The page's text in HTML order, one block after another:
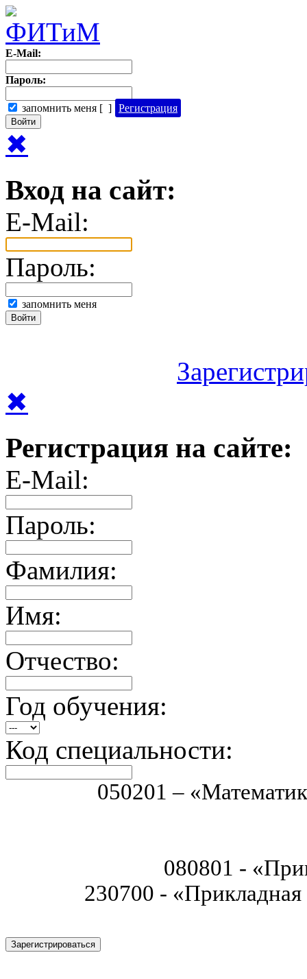
E-Mail:
Пароль:
запомнить меня [ ] Регистрация
✖
Вход на сайт:
E-Mail:
Пароль:
запомнить меня
✖
Регистрация на сайте:
E-Mail:
Пароль:
Фамилия:
Имя:
Отчество:
Год обучения:
Код специальности:
050201 –
080801 -
230700 -